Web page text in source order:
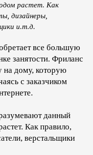
растет. Как
дизайнеры,
и.т.д.
все большую
занятости. Фриланс
на дому, которую
с заказчиком
данный
Как правило,
верстальщики